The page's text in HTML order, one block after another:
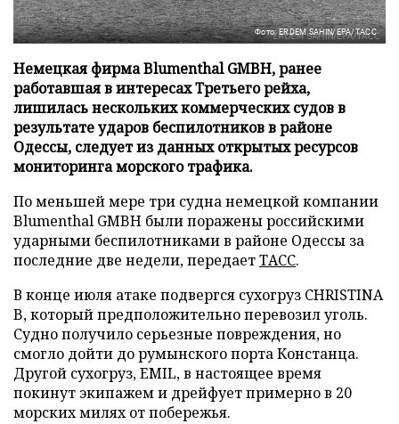
Фото: ERDEM SAHIN/EPA/ТАСС
Немецкая фирма Blumenthal GMBH, ранее
работавшая в интересах Третьего рейха,
лишилась нескольких коммерческих судов в
результате ударов беспилотников в районе
Одессы, следует из данных открытых ресурсов
мониторинга морского трафика.
По меньшей мере три судна немецкой компании
Blumenthal GMBH были поражены российскими
ударными беспилотниками в районе Одессы за
последние две недели, передаетТАСС.
В конце июля атаке подвергся сухогруз CHRISTINA
B, который предположительно перевозил уголь.
Судно получило серьезные повреждения, но
смогло дойти до румынского порта Констанца.
Другой сухогруз, EMIL, в настоящее время
покинут экипажем и дрейфует примерно в 20
морских милях от побережья.